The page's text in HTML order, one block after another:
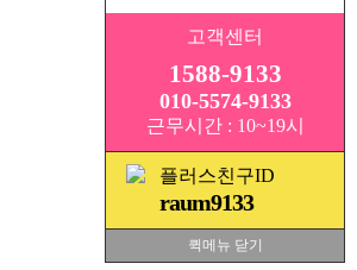
고객센터
1588-9133
010-5574-9133
근무시간 : 10~19시
플러스친구ID
raum9133
퀵메뉴 닫기